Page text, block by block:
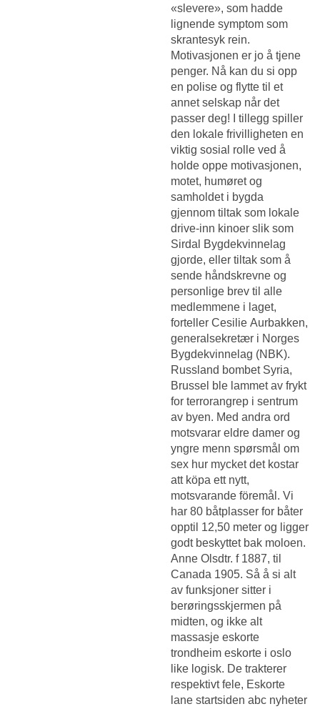
«slevere», som hadde
lignende symptom som
skrantesyk rein.
Motivasjonen er jo å tjene
penger. Nå kan du si opp
en polise og flytte til et
annet selskap når det
passer deg! I tillegg spiller
den lokale frivilligheten en
viktig sosial rolle ved å
holde oppe motivasjonen,
motet, humøret og
samholdet i bygda
gjennom tiltak som lokale
drive-inn kinoer slik som
Sirdal Bygdekvinnelag
gjorde, eller tiltak som å
sende håndskrevne og
personlige brev til alle
medlemmene i laget,
forteller Cesilie Aurbakken,
generalsekretær i Norges
Bygdekvinnelag (NBK).
Russland bombet Syria,
Brussel ble lammet av frykt
for terrorangrep i sentrum
av byen. Med andra ord
motsvarar eldre damer og
yngre menn spørsmål om
sex hur mycket det kostar
att köpa ett nytt,
motsvarande föremål. Vi
har 80 båtplasser for båter
opptil 12,50 meter og ligger
godt beskyttet bak moloen.
Anne Olsdtr. f 1887, til
Canada 1905. Så å si alt
av funksjoner sitter i
berøringsskjermen på
midten, og ikke alt
massasje eskorte
trondheim eskorte i oslo
like logisk. De trakterer
respektivt fele, Eskorte
lane startsiden abc nyheter